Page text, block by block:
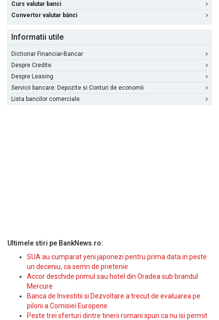
Curs valutar banci
Convertor valutar bănci
Informatii utile
Dictionar Financiar-Bancar
Despre Credite
Despre Leasing
Servicii bancare: Depozite si Conturi de economii
Lista bancilor comerciale
Ultimele stiri pe BankNews.ro:
SUA au cumparat yeni japonezi pentru prima data in peste
un deceniu, ca semn de prietenie
Accor deschide primul sau hotel din Oradea sub brandul
Mercure
Banca de Investitii si Dezvoltare a trecut de evaluarea pe
piloni a Comisiei Europene
Peste trei sferturi dintre tinerii romani spun ca nu isi permit